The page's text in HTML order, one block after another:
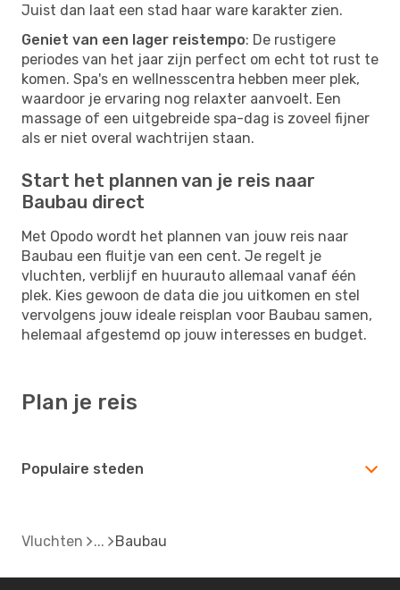
Juist dan laat een stad haar ware karakter zien.
Geniet van een lager reistempo: De rustigere
periodes van het jaar zijn perfect om echt tot rust te
komen. Spa's en wellnesscentra hebben meer plek,
waardoor je ervaring nog relaxter aanvoelt. Een
massage of een uitgebreide spa-dag is zoveel fijner
als er niet overal wachtrijen staan.
Start het plannen van je reis naar
Baubau direct
Met Opodo wordt het plannen van jouw reis naar
Baubau een fluitje van een cent. Je regelt je
vluchten, verblijf en huurauto allemaal vanaf één
plek. Kies gewoon de data die jou uitkomen en stel
vervolgens jouw ideale reisplan voor Baubau samen,
helemaal afgestemd op jouw interesses en budget.
Plan je reis
Populaire steden
Vluchten Baubau